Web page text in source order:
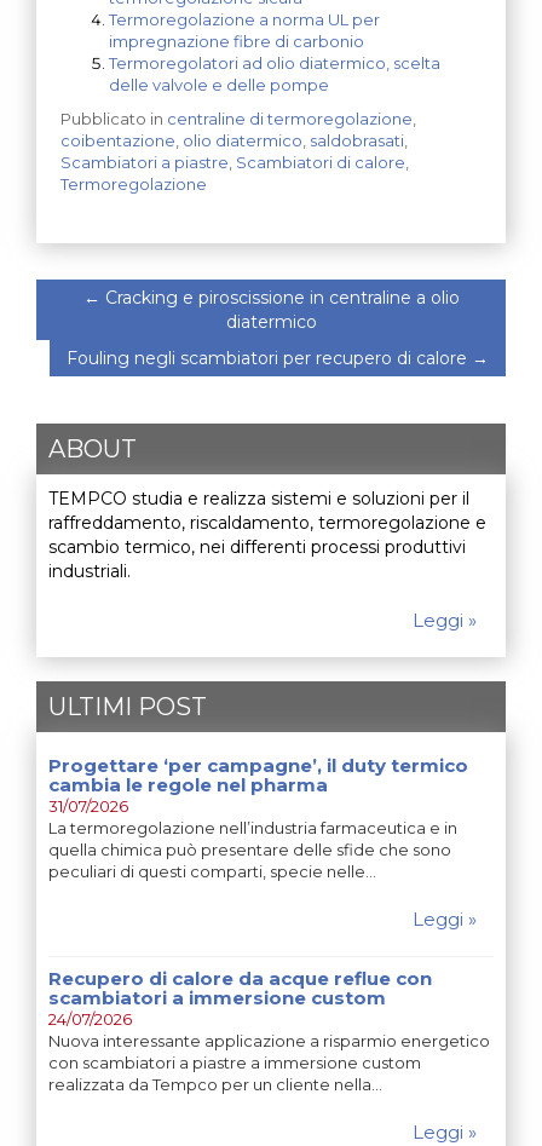
Termoregolazione a norma UL per
impregnazione fibre di carbonio
Termoregolatori ad olio diatermico, scelta
delle valvole e delle pompe
Pubblicato in centraline di termoregolazione
coibentazione olio diatermico saldobrasati
Scambiatori a piastre Scambiatori di calore
Termoregolazione
← Cracking e piroscissione in centraline a olio
diatermico
Fouling negli scambiatori per recupero di calore →
ABOUT
TEMPCO studia e realizza sistemi e soluzioni per il
raffreddamento, riscaldamento, termoregolazione e
scambio termico, nei differenti processi produttivi
industriali.
Leggi »
ULTIMI POST
Progettare ‘per campagne’, il duty termico
cambia le regole nel pharma
31/07/2026
La termoregolazione nell’industria farmaceutica e in
quella chimica può presentare delle sfide che sono
peculiari di questi comparti, specie nelle…
Leggi »
Recupero di calore da acque reflue con
scambiatori a immersione custom
24/07/2026
Nuova interessante applicazione a risparmio energetico
con scambiatori a piastre a immersione custom
realizzata da Tempco per un cliente nella…
Leggi »